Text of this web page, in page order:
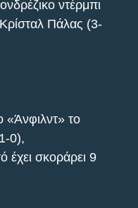
ντέρμπι
Πάλας (3-
«Άνφιλντ» το
0),
σκοράρει 9